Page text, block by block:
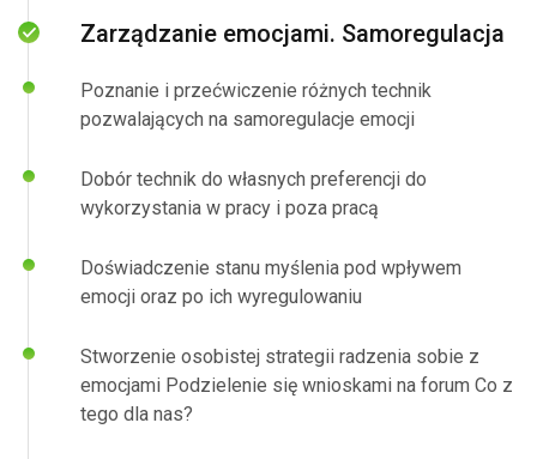
Zarządzanie emocjami. Samoregulacja
Poznanie i przećwiczenie różnych technik
pozwalających na samoregulacje emocji
Dobór technik do własnych preferencji do
wykorzystania w pracy i poza pracą
Doświadczenie stanu myślenia pod wpływem
emocji oraz po ich wyregulowaniu
Stworzenie osobistej strategii radzenia sobie z
emocjami Podzielenie się wnioskami na forum Co z
tego dla nas?